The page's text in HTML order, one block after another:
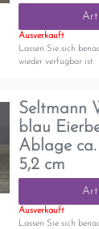
Ausverkauft
Lassen Sie sich
wieder verfügbar ist.
Seltmann
blau
Ablage
5,2 cm
Ausverkauft
Lassen Sie sich